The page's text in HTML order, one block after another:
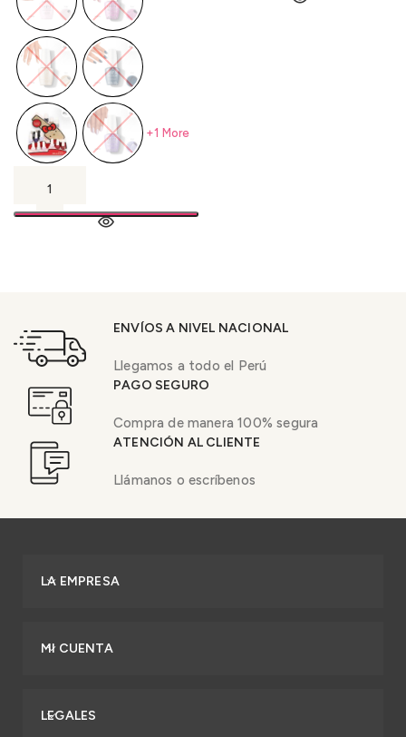
+1 More
ENVÍOS A NIVEL NACIONAL
Llegamos a todo el Perú
PAGO SEGURO
Compra de manera 100% segura
ATENCIÓN AL CLIENTE
Llámanos o escríbenos
LA EMPRESA
MI CUENTA
LEGALES